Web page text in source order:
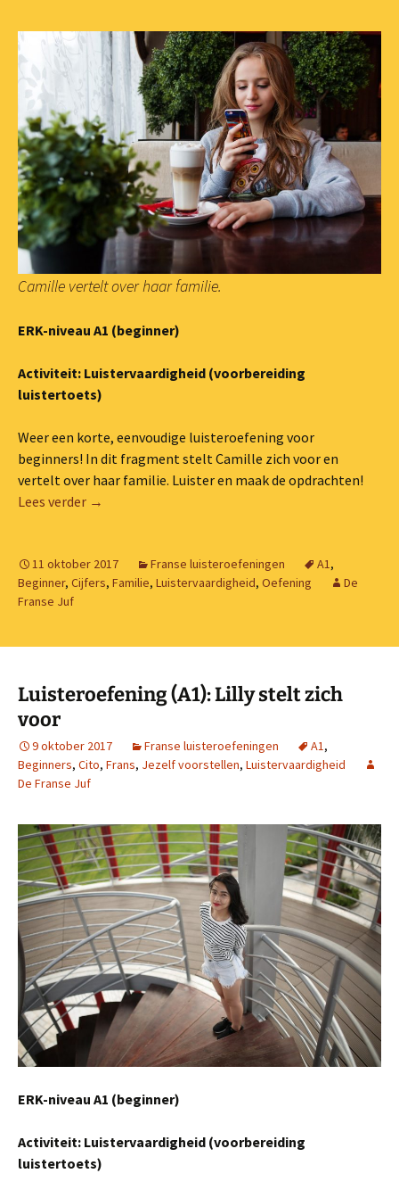
Camille vertelt over haar familie.
ERK-niveau A1 (beginner)
Activiteit: Luistervaardigheid (voorbereiding
luistertoets)
Weer een korte, eenvoudige luisteroefening voor
beginners! In dit fragment stelt Camille zich voor en
vertelt over haar familie. Luister en maak de opdrachten!
Lees verder Luisteroefening (A1): “Dit is mijn familie”
→
11 oktober 2017 Franse luisteroefeningen A1,
Beginner, Cijfers, Familie, Luistervaardigheid, Oefening
De
Franse Juf
Luisteroefening (A1): Lilly stelt zich
voor
9 oktober 2017 Franse luisteroefeningen A1,
Beginners, Cito, Frans, Jezelf voorstellen, Luistervaardigheid
De Franse Juf
ERK-niveau A1 (beginner)
Activiteit: Luistervaardigheid (voorbereiding
luistertoets)